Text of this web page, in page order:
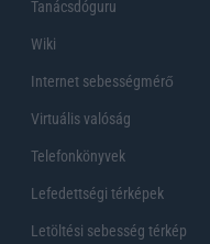
Tanácsdóguru
Wiki
Internet sebességmérő
Virtuális valóság
Telefonkönyvek
Lefedettségi térképek
Letöltési sebesség térkép